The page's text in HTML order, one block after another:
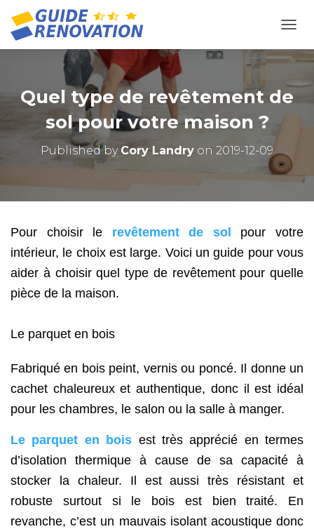
Quel type de revêtement de
sol pour votre maison ?
Published by Cory Landry on 2019-12-09
Pour choisir le revêtement de sol
pour votre
intérieur, le choix est large. Voici un guide pour vous
aider à choisir quel type de revêtement pour quelle
pièce de la maison.
Le parquet en bois
Fabriqué en bois peint, vernis ou poncé. Il donne un
cachet chaleureux et authentique, donc il est idéal
pour les chambres, le salon ou la salle à manger.
Le parquet en bois est très apprécié en termes
d’isolation thermique à cause de sa capacité à
stocker la chaleur. Il est aussi très résistant et
robuste surtout si le bois est bien traité. En
revanche, c’est un mauvais isolant acoustique donc